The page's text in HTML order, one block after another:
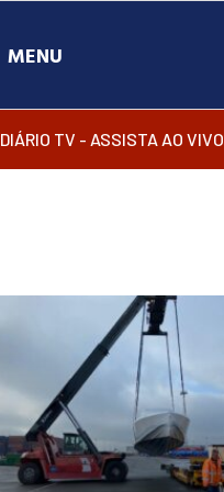
DIÁRIO TV - ASSISTA AO VIVO